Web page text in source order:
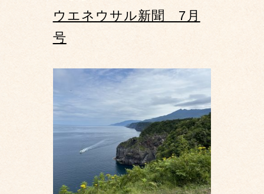
ウエネウサル新聞 7月
号